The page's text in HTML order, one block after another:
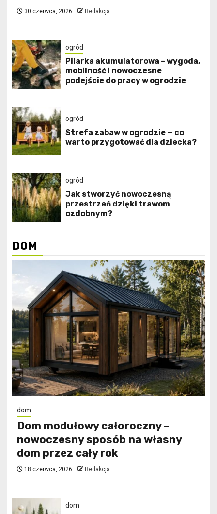
30 czerwca, 2026 Redakcja
ogród
Pilarka akumulatorowa – wygoda,
mobilność i nowoczesne
podejście do pracy w ogrodzie
ogród
Strefa zabaw w ogrodzie — co
warto przygotować dla dziecka?
ogród
Jak stworzyć nowoczesną
przestrzeń dzięki trawom
ozdobnym?
DOM
dom
Dom modułowy całoroczny –
nowoczesny sposób na własny
dom przez cały rok
18 czerwca, 2026 Redakcja
dom